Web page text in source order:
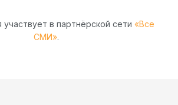
в партнёрской сети «Все
СМИ».